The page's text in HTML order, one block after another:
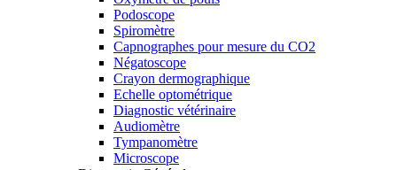
Podoscope
Spiromètre
Capnographes pour mesure du CO2
Négatoscope
Crayon dermographique
Echelle optométrique
Diagnostic vétérinaire
Audiomètre
Tympanomètre
Microscope